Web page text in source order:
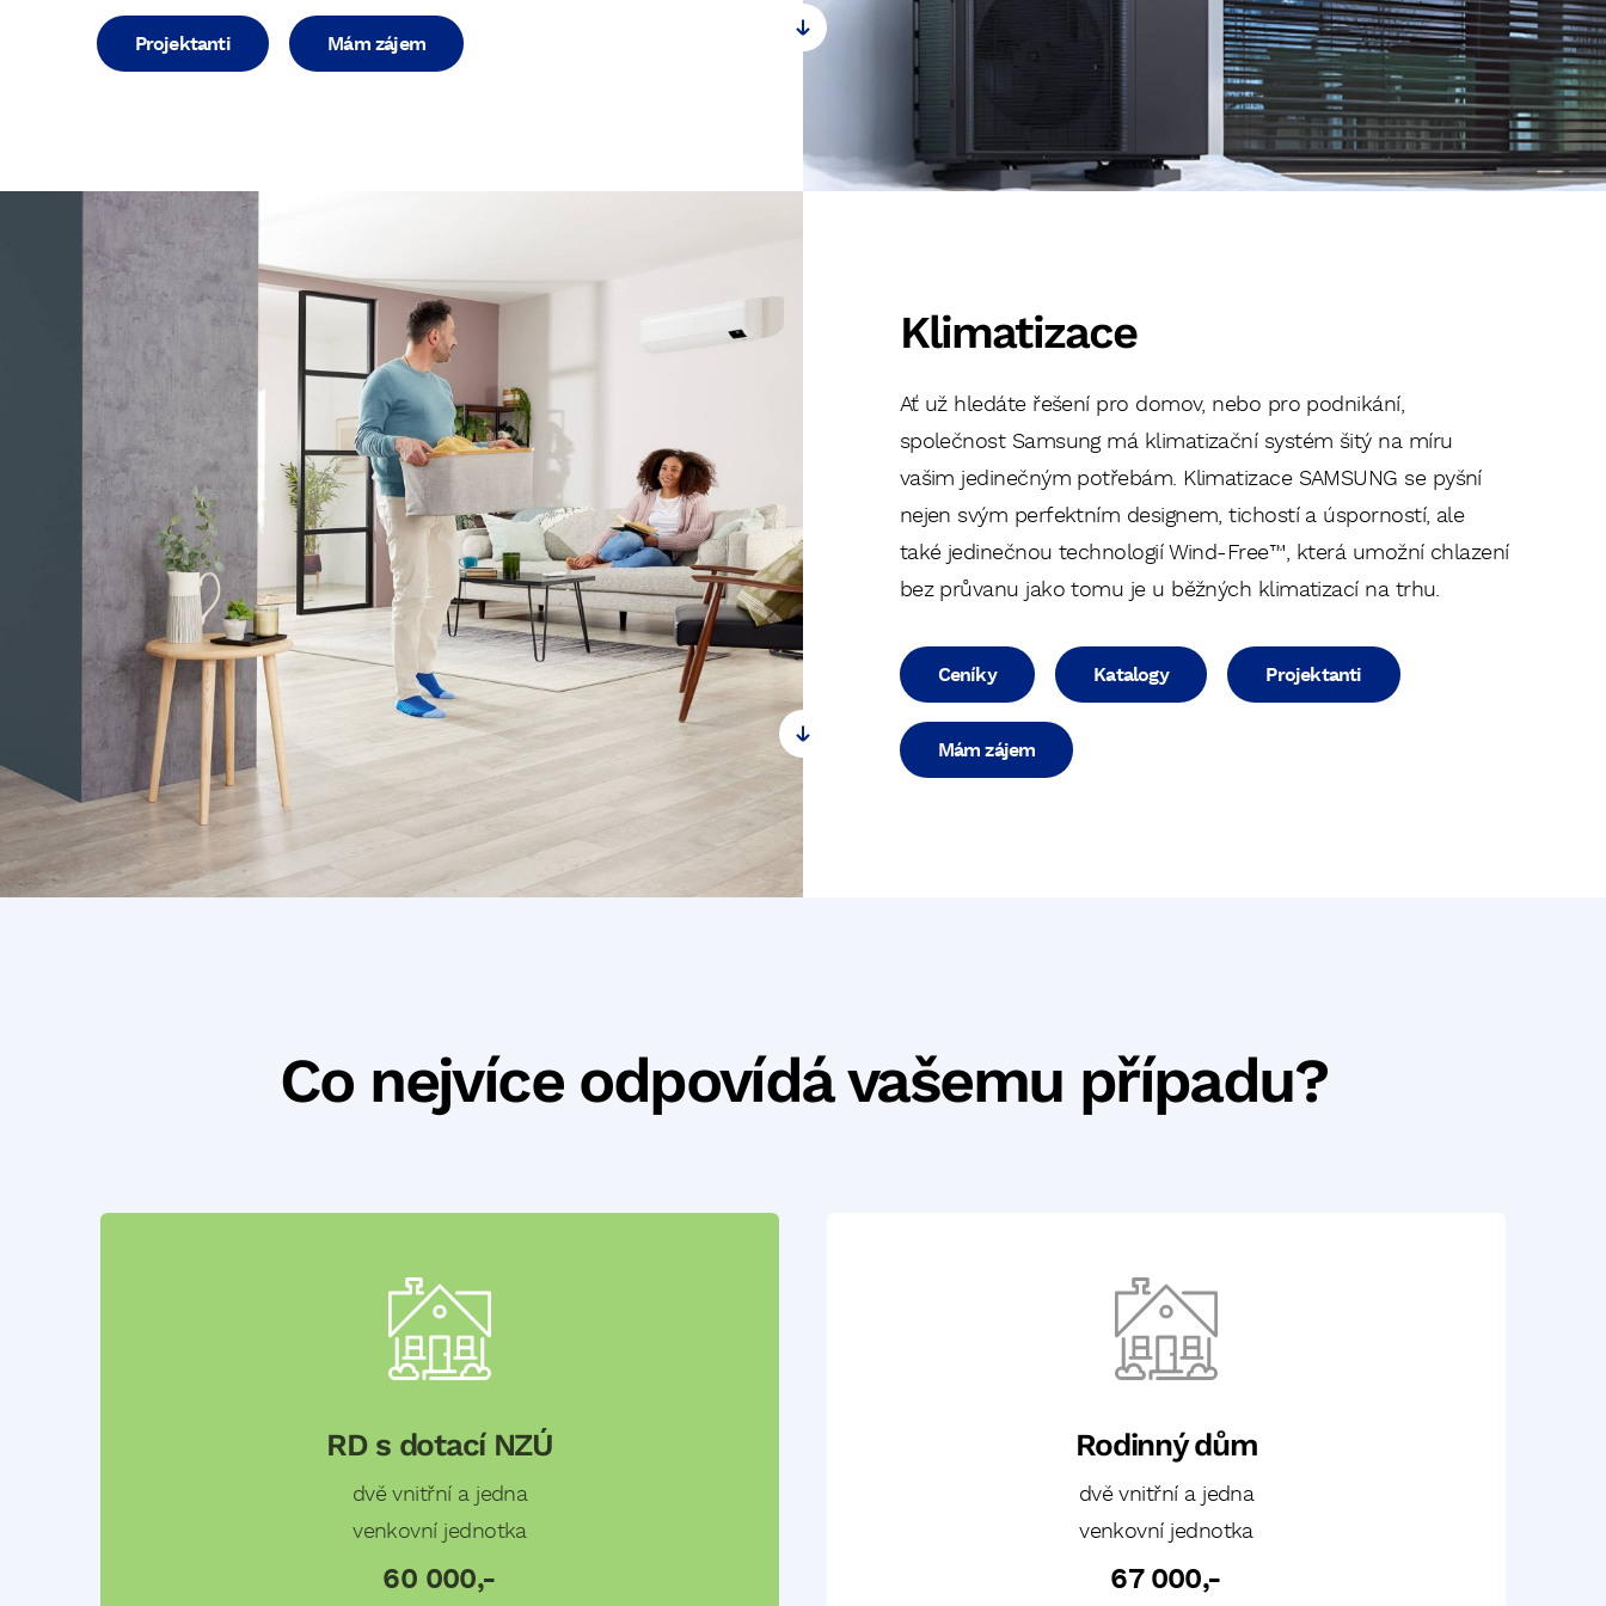
Projektanti Mám zájem
Klimatizace
Ať už hledáte řešení pro domov, nebo pro podnikání,
společnost Samsung má klimatizační systém šitý na míru
vašim jedinečným potřebám. Klimatizace SAMSUNG se pyšní
nejen svým perfektním designem, tichostí a úsporností, ale
také jedinečnou technologií Wind-Free™, která umožní chlazení
bez průvanu jako tomu je u běžných klimatizací na trhu.
Ceníky Katalogy Projektanti
Mám zájem
Co nejvíce odpovídá vašemu případu?
RD s dotací NZÚ
dvě vnitřní a jedna
venkovní jednotka
60 000,-
Rodinný dům
dvě vnitřní a jedna
venkovní jednotka
67 000,-